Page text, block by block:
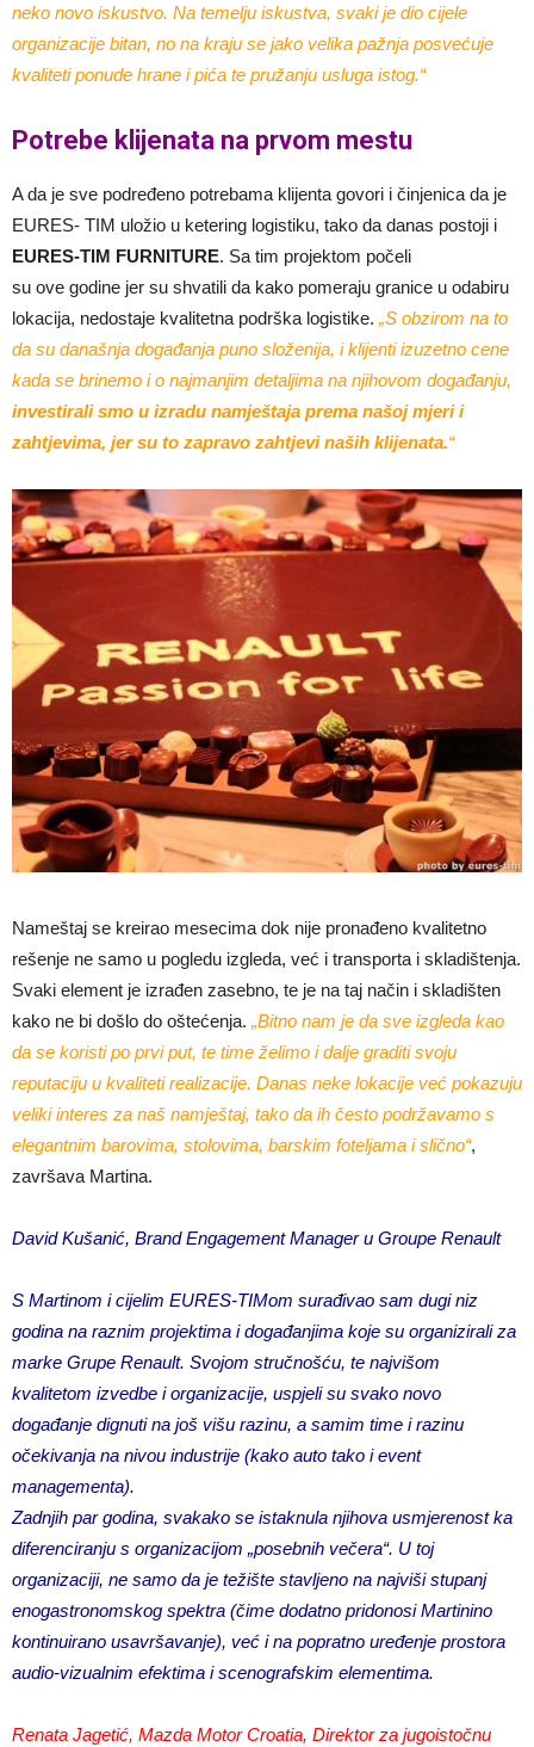
neko novo iskustvo. Na temelju iskustva, svaki je dio cijele
organizacije bitan, no na kraju se jako velika pažnja posvećuje
kvaliteti ponude hrane i pića te pružanju usluga istog.“
Potrebe klijenata na prvom mestu
A da je sve podređeno potrebama klijenta govori i činjenica da je
EURES- TIM uložio u ketering logistiku, tako da danas postoji i
EURES-TIM FURNITURE. Sa tim projektom počeli
su ove godine jer su shvatili da kako pomeraju granice u odabiru
lokacija, nedostaje kvalitetna podrška logistike. „S obzirom na to
da su današnja događanja puno složenija, i klijenti izuzetno cene
kada se brinemo i o najmanjim detaljima na njihovom događanju,
investirali smo u izradu namještaja prema našoj mjeri i
zahtjevima, jer su to zapravo zahtjevi naših klijenata.“
Nameštaj se kreirao mesecima dok nije pronađeno kvalitetno
rešenje ne samo u pogledu izgleda, već i transporta i skladištenja.
Svaki element je izrađen zasebno, te je na taj način i skladišten
kako ne bi došlo do oštećenja. „Bitno nam je da sve izgleda kao
da se koristi po prvi put, te time želimo i dalje graditi svoju
reputaciju u kvaliteti realizacije. Danas neke lokacije već pokazuju
veliki interes za naš namještaj, tako da ih često podržavamo s
elegantnim barovima, stolovima, barskim foteljama i slično“,
završava Martina.
David Kušanić, Brand Engagement Manager u Groupe Renault
S Martinom i cijelim EURES-TIMom surađivao sam dugi niz
godina na raznim projektima i događanjima koje su organizirali za
marke Grupe Renault. Svojom stručnošću, te najvišom
kvalitetom izvedbe i organizacije, uspjeli su svako novo
događanje dignuti na još višu razinu, a samim time i razinu
očekivanja na nivou industrije (kako auto tako i event
managementa).
Zadnjih par godina, svakako se istaknula njihova usmjerenost ka
diferenciranju s organizacijom „posebnih večera“. U toj
organizaciji, ne samo da je težište stavljeno na najviši stupanj
enogastronomskog spektra (čime dodatno pridonosi Martinino
kontinuirano usavršavanje), već i na popratno uređenje prostora
audio-vizualnim efektima i scenografskim elementima.
Renata Jagetić, Mazda Motor Croatia, Direktor za jugoistočnu